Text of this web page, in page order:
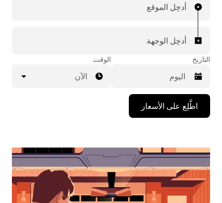
أدخِل الموقع
أدخِل الوجهة
التاريخ
اضغط
على
مفتاح
للأسفل
لاستخدام
التقويم
التاريخ.
اضغط
الوقت
الآن
اطَّلِع على الأسعار